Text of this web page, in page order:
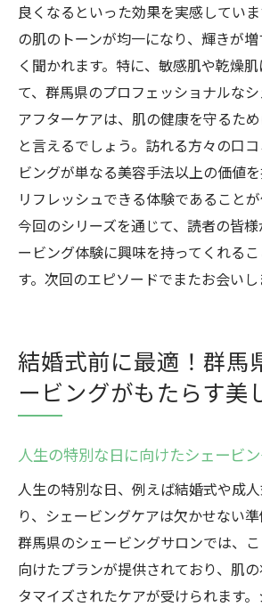
良くなるといった効果を実感してい
の肌のトーンが均一になり、輝きが
く聞かれます。特に、敏感肌や乾燥
て、群馬県のプロフェッショナルな
アフターケアは、肌の健康を守るた
と言えるでしょう。訪れる方々の口
ビングが単なる美容手法以上の価値
リフレッシュできる体験であることが
今回のシリーズを通じて、読者の皆
ービング体験に興味を持ってくれる
す。次回のエピソードでまたお会いし
結婚式前に最適！群馬
ービングがもたらす美
人生の特別な日に向けたシェービ
人生の特別な日、例えば結婚式や成
り、シェービングケアは欠かせない準
群馬県のシェービングサロンでは、
向けたプランが提供されており、肌
タマイズされたケアが受けられます。